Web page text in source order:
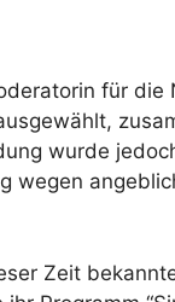
für die
wurde
wegen
Zeit